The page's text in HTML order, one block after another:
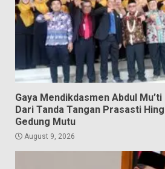
Gaya Mendikdasmen Abdul
Dari Tanda Tangan Prasasti
Gedung Mutu
August 9, 2026